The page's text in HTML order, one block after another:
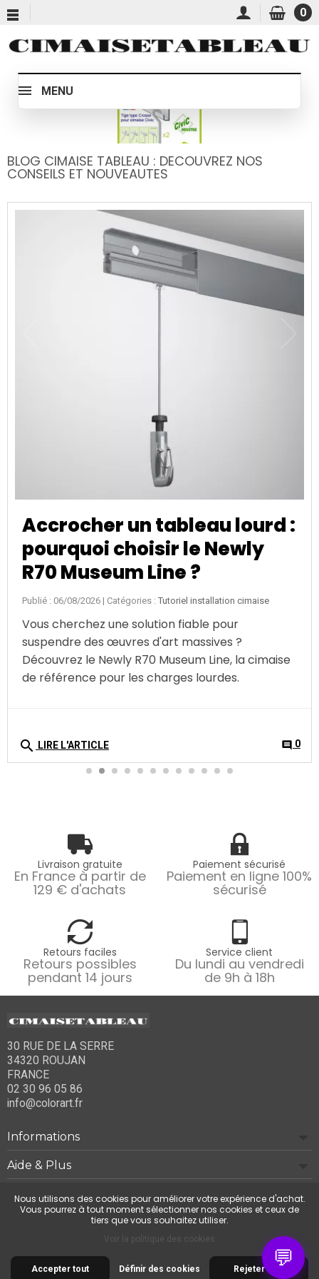
0
MENU
BLOG CIMAISE TABLEAU : DECOUVREZ NOS
CONSEILS ET NOUVEAUTES
Accrocher un tableau lourd :
pourquoi choisir le Newly
R70 Museum Line ?
Publié : 06/08/2026 | Catégories : Tutoriel installation cimaise
Vous cherchez une solution fiable pour
suspendre des œuvres d'art massives ?
Découvrez le Newly R70 Museum Line, la cimaise
de référence pour les charges lourdes.
search LIRE L'ARTICLE comment 0
Livraison gratuite
En France à partir de
129 € d'achats
Paiement sécurisé
Paiement en ligne 100%
sécurisé
Retours faciles
Retours possibles
pendant 14 jours
Service client
Du lundi au vendredi
de 9h à 18h
30 RUE DE LA SERRE
34320 ROUJAN
FRANCE
02 30 96 05 86
info@colorart.fr
Informations
Aide & Plus
Notre société
Contactez-nous
💬
© 2026 Cimaise Tableau. Tous droits réservés.
Nous utilisons des cookies pour améliorer votre expérience d'achat.
Vous pourrez à tout moment sélectionner nos cookies et ceux de
tiers que vous souhaitez utiliser.
Voir la politique des cookies
Accepter tout Rejeter tout
Définir des cookies